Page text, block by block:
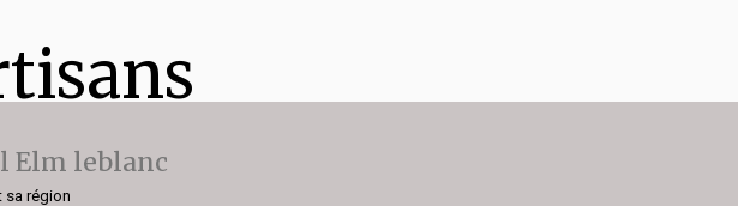
Elm leblanc
sa région